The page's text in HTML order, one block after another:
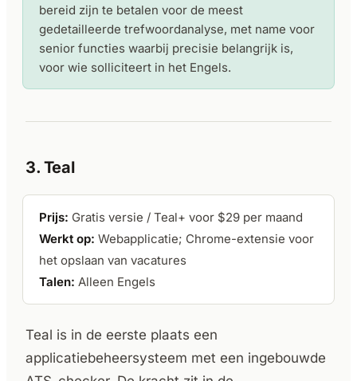
bereid zijn te betalen voor de meest
gedetailleerde trefwoordanalyse, met name voor
senior functies waarbij precisie belangrijk is,
voor wie solliciteert in het Engels.
3. Teal
Prijs: Gratis versie / Teal+ voor $29 per maand
Werkt op: Webapplicatie; Chrome-extensie voor
het opslaan van vacatures
Talen: Alleen Engels
Teal is in de eerste plaats een
applicatiebeheersysteem met een ingebouwde